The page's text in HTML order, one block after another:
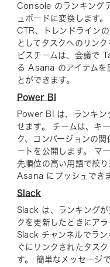
Console のランキング
ュボードに変換します
CTR、トレンドライン
としてタスクへのリン
ビスチームは、会議で
る Asana のアイテムを
とができます。
Power BI
Power BI は、ランキ
せます。 チームは、キ
ク、コンバージョンの
ートを公開します。 マ
先順位の高い用語で絞
Asana にプッシュでき
Slack
Slack は、ランキング
クを更新したときにア
Slack チャンネルでラ
ぐにリンクされたタス
す。 簡単なメッセージ